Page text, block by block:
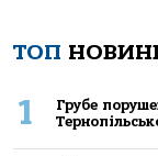
ТОП
1
Грубе